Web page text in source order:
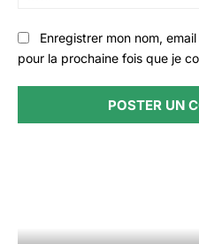
Enregistrer mon nom,
pour la prochaine fois que je